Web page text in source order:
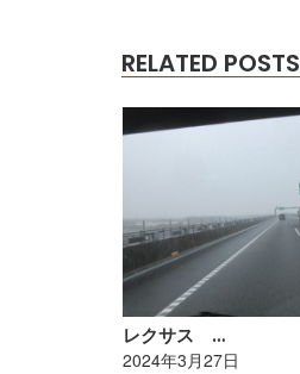
RELATED POSTS
レクサス …
2024年3月27日